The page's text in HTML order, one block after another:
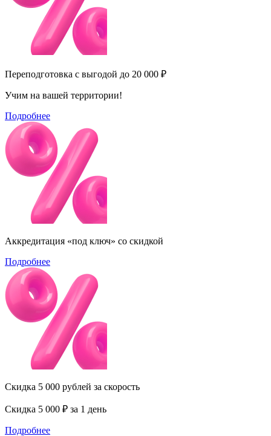
Переподготовка с выгодой до 20 000 ₽
Учим на вашей территории!
Подробнее
Аккредитация «под ключ» со скидкой
Подробнее
Скидка 5 000 рублей за скорость
Скидка 5 000 ₽ за 1 день
Подробнее